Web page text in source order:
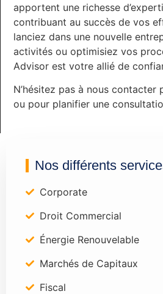
apportent une richesse
contribuant au succès de vos
lanciez dans une nouvelle
activités ou optimisiez vos
Advisor est votre allié de
N’hésitez pas à nous
ou pour planifier une
Nos différents
Corporate
Droit Commercial
Énergie Renouvelable
Marchés de Capitaux
Fiscal